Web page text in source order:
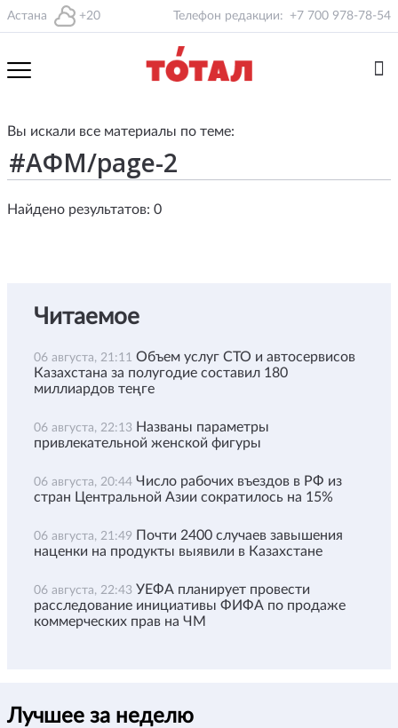
Астана +20 Телефон редакции: +7 700 978-78-54
Вы искали все материалы по теме:
Найдено результатов: 0
Читаемое
06 августа, 21:11 Объем услуг СТО и автосервисов
Казахстана за полугодие составил 180
миллиардов теңге
06 августа, 22:13 Названы параметры
привлекательной женской фигуры
06 августа, 20:44 Число рабочих въездов в РФ из
стран Центральной Азии сократилось на 15%
06 августа, 21:49 Почти 2400 случаев завышения
наценки на продукты выявили в Казахстане
06 августа, 22:43 УЕФА планирует провести
расследование инициативы ФИФА по продаже
коммерческих прав на ЧМ
Лучшее за неделю